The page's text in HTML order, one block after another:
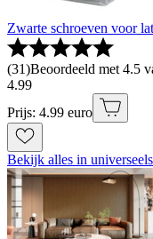
Zwarte schroeven voor
(31)Beoordeeld met 4.5
4.99
Prijs: 4.99 euro
Bekijk alles in